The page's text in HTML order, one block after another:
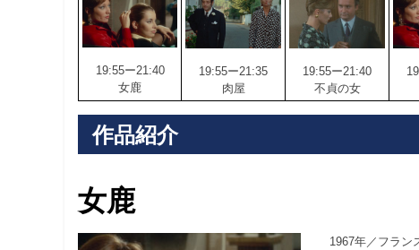
19:55ー21:40
女鹿
19:55ー21:35
肉屋
19:55ー21:40
不貞の女
作品紹介
女鹿
1967年／フラン